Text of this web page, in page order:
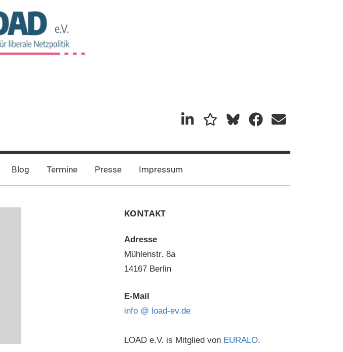
MastadonBluesky
Blog Termine Presse Impressum
KONTAKT
Adresse
Mühlenstr. 8a
14167 Berlin
E-Mail
info @ load-ev.de
LOAD e.V. is Mitglied von EURALO.